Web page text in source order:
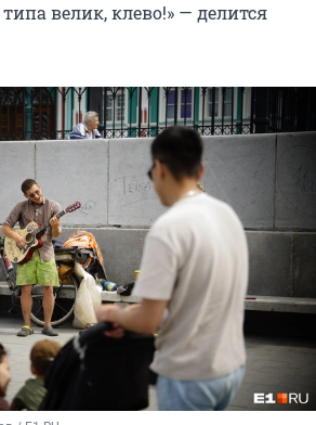
типа велик, клево!» — делится